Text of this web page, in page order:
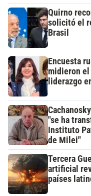
Quirno
solicitó el
Brasil
Encuesta
midieron
liderazgo
"se ha
Instituto
de Milei"
Tercera
artificial
países